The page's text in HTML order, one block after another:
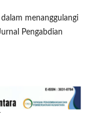
menanggulangi
Pengabdian